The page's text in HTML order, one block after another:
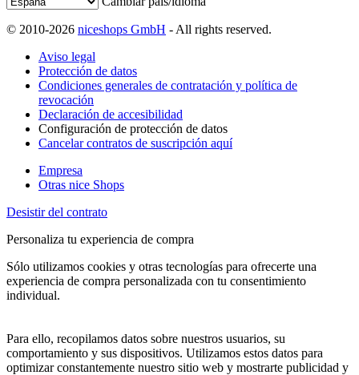
© 2010-2026 niceshops GmbH - All rights reserved.
Aviso legal
Protección de datos
Condiciones generales de contratación y política de
revocación
Declaración de accesibilidad
Configuración de protección de datos
Cancelar contratos de suscripción aquí
Empresa
Otras nice Shops
Desistir del contrato
Personaliza tu experiencia de compra
Sólo utilizamos cookies y otras tecnologías para ofrecerte una
experiencia de compra personalizada con tu consentimiento
individual.
Para ello, recopilamos datos sobre nuestros usuarios, su
comportamiento y sus dispositivos. Utilizamos estos datos para
optimizar constantemente nuestro sitio web y mostrarte publicidad y